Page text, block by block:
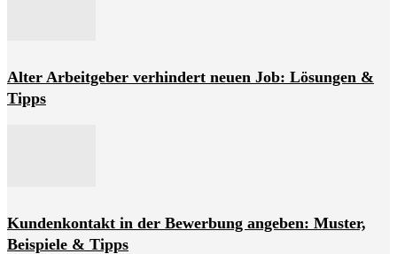
Alter Arbeitgeber verhindert neuen Job: Lösungen &
Tipps
Kundenkontakt in der Bewerbung angeben: Muster,
Beispiele & Tipps